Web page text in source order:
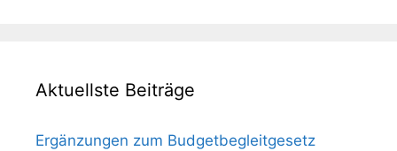
Aktuellste Beiträge
Ergänzungen zum Budgetbegleitgesetz